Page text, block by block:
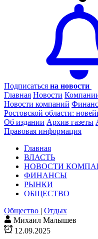
Подписаться на новости
Главная Новости
Новости компаний
Ростовской области:
Об издании Архив газеты
Правовая информация
Главная
ВЛАСТЬ
НОВОСТИ
ФИНАНСЫ
РЫНКИ
ОБЩЕСТВО
Общество | Отдых
Михаил Малышев
12.09.2025